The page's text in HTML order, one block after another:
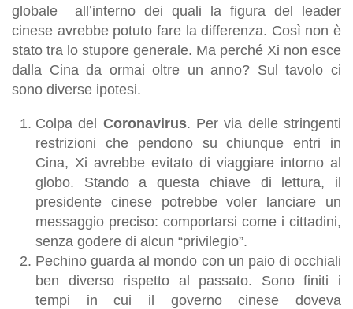
globale
all’interno dei quali la figura del leader
cinese avrebbe potuto fare la differenza. Così non è
stato tra lo stupore generale. Ma perché Xi non esce
dalla Cina da ormai oltre un anno? Sul tavolo ci
sono diverse ipotesi.
Colpa del Coronavirus. Per via delle stringenti
restrizioni che pendono su chiunque entri in
Cina, Xi avrebbe evitato di viaggiare intorno al
globo. Stando a questa chiave di lettura, il
presidente cinese potrebbe voler lanciare un
messaggio preciso: comportarsi come i cittadini,
senza godere di alcun “privilegio”.
Pechino guarda al mondo con un paio di occhiali
ben diverso rispetto al passato. Sono finiti i
tempi in cui il governo cinese doveva